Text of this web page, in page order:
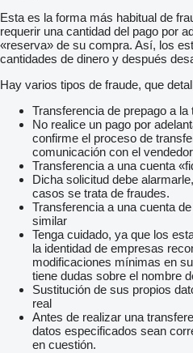
Esta es la forma más habitual de
requerir una cantidad del pago por
«reserva» de su compra. Así, los
cantidades de dinero y después
Hay varios tipos de fraude, que
Transferencia de prepago a la
No realice un pago por
confirme el proceso de
comunicación con el
Transferencia a una cuenta
Dicha solicitud debe
casos se trata de fraudes.
Transferencia a una cuenta
similar
Tenga cuidado, ya que los
la identidad de empresas
modificaciones mínimas en
tiene dudas sobre el nombre
Sustitución de sus propios
real
Antes de realizar una
datos especificados sean
en cuestión.